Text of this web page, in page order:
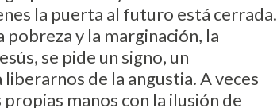
la puerta al futuro está cerrada.
y la marginación, la
se pide un signo, un
de la angustia. A veces
manos con la ilusión de